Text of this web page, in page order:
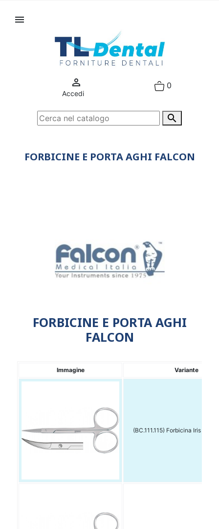



Accedi
0
FORBICINE E PORTA AGHI FALCON
FORBICINE E PORTA AGHI
FALCON
Immagine Variante
(BC.111.115) Forbicina Iris